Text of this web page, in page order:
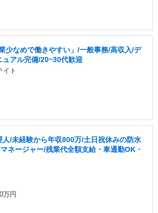
少なめで働きやすい」/一般事務/高収入/デ
ュアル完備/20~30代歓迎
イト
人/未経験から年収800万/土日祝休みの防水
ネージャー/残業代全額支給・車通勤OK・
万円